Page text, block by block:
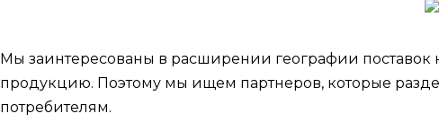
Мы заинтересованы в расширении географии
продукцию. Поэтому мы ищем партнеров, которые
потребителям.